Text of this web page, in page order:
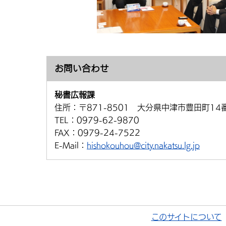
お問い合わせ
秘書広報課
住所： 〒871-8501 大分県中津市豊田町14
TEL： 0979-62-9870
FAX： 0979-24-7522
E-Mail： hishokouhou@city.nakatsu.lg.jp
このサイトについて